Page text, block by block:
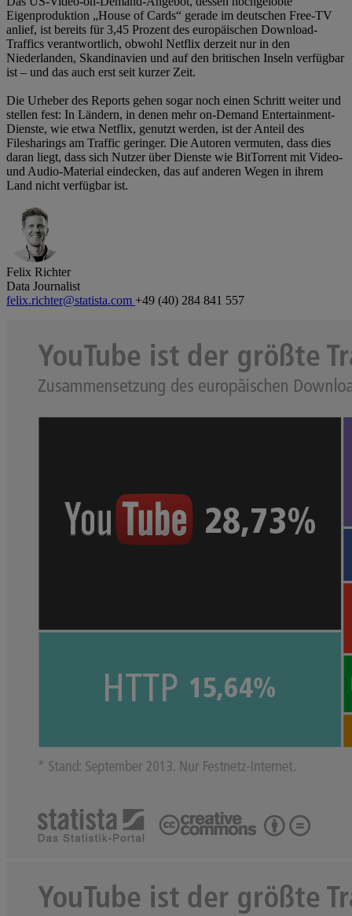
Eigenproduktion „House of Cards“ gerade im deutschen Free-TV
anlief, ist bereits für 3,45 Prozent des europäischen Download-
Traffics verantwortlich, obwohl Netflix derzeit nur in den
Niederlanden, Skandinavien und auf den britischen Inseln verfügbar
ist – und das auch erst seit kurzer Zeit.
Die Urheber des Reports gehen sogar noch einen Schritt weiter und
stellen fest: In Ländern, in denen mehr on-Demand Entertainment-
Dienste, wie etwa Netflix, genutzt werden, ist der Anteil des
Filesharings am Traffic geringer. Die Autoren vermuten, dass dies
daran liegt, dass sich Nutzer über Dienste wie BitTorrent mit Video-
und Audio-Material eindecken, das auf anderen Wegen in ihrem
Land nicht verfügbar ist.
Felix Richter
Data Journalist
felix.richter@statista.com +49 (40) 284 841 557